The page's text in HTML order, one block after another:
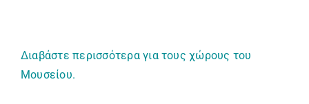
Διαβάστε περισσότερα για τους χώρους του
Μουσείου.